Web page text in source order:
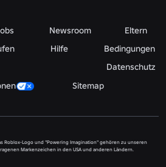
Newsroom
Eltern
Hilfe
Bedingungen
Datenschutz
Sitemap
Roblox-Logo und "Powering Imagination" gehören zu unseren
Markenzeichen in den USA und anderen Ländern.